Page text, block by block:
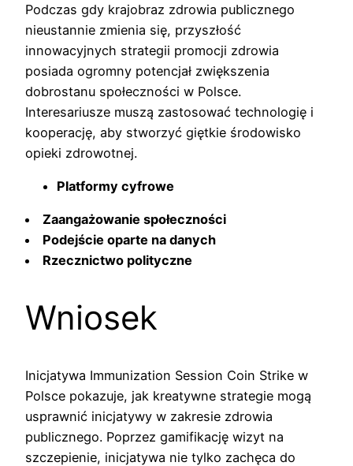
Podczas gdy krajobraz zdrowia publicznego
nieustannie zmienia się, przyszłość
innowacyjnych strategii promocji zdrowia
posiada ogromny potencjał zwiększenia
dobrostanu społeczności w Polsce.
Interesariusze muszą zastosować technologię i
kooperację, aby stworzyć giętkie środowisko
opieki zdrowotnej.
Platformy cyfrowe
Zaangażowanie społeczności
Podejście oparte na danych
Rzecznictwo polityczne
Wniosek
Inicjatywa Immunization Session Coin Strike w
Polsce pokazuje, jak kreatywne strategie mogą
usprawnić inicjatywy w zakresie zdrowia
publicznego. Poprzez gamifikację wizyt na
szczepienie, inicjatywa nie tylko zachęca do